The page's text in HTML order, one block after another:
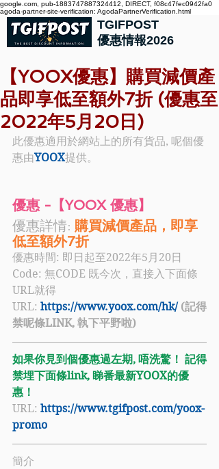
google.com, pub-1883747887324412, DIRECT, f08c47fec0942fa0
agoda-partner-site-verification: AgodaPartnerVerification.html
TGIFPOST
優惠情報2026
【YOOX優惠】購買減價產
品即享低至額外7折 (優惠至
2022年5月20日)
此優惠適用於網站上的所有貨品, 呢個優
惠由YOOX提供。
優惠 -【YOOX 優惠】
優惠詳情: 購買減價產品，即享
低至額外7折
優惠時間: 即日起至2022年5月20日
Code: 無CODE 既今次，直接入下面條
URL就得
URL: https://www.yoox.com/hk/ (記得
禁呢條LINK, 執下平野啦)
如果你見到個優惠過左期, 唔洗驚！ 記得
禁埋下面條link, 睇番最新YOOX的優
惠！
URL: https://www.tgifpost.com/yoox-
promo​
簡介